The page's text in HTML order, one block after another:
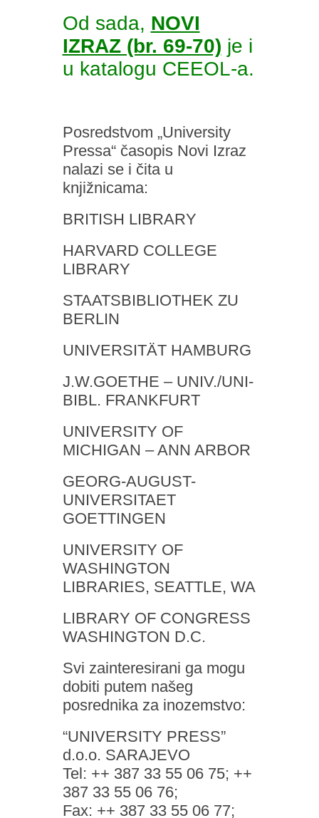
Od sada, NOVI
IZRAZ (br. 69-70) je i
u katalogu CEEOL-a.
Posredstvom „University
Pressa“ časopis Novi Izraz
nalazi se i čita u
knjižnicama:
BRITISH LIBRARY
HARVARD COLLEGE
LIBRARY
STAATSBIBLIOTHEK ZU
BERLIN
UNIVERSITÄT HAMBURG
J.W.GOETHE – UNIV./UNI-
BIBL. FRANKFURT
UNIVERSITY OF
MICHIGAN – ANN ARBOR
GEORG-AUGUST-
UNIVERSITAET
GOETTINGEN
UNIVERSITY OF
WASHINGTON
LIBRARIES, SEATTLE, WA
LIBRARY OF CONGRESS
WASHINGTON D.C.
Svi zainteresirani ga mogu
dobiti putem našeg
posrednika za inozemstvo:
“UNIVERSITY PRESS”
d.o.o. SARAJEVO
Tel: ++ 387 33 55 06 75; ++
387 33 55 06 76;
Fax: ++ 387 33 55 06 77;